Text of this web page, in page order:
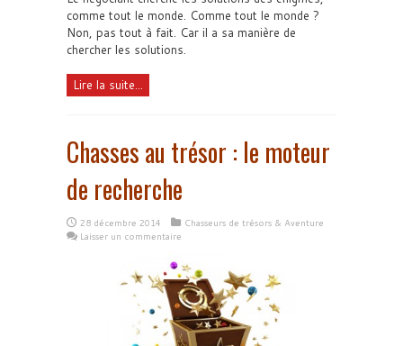
comme tout le monde. Comme tout le monde ?
Non, pas tout à fait. Car il a sa manière de
chercher les solutions.
Lire la suite...
Chasses au trésor : le moteur
de recherche
28 décembre 2014
Chasseurs de trésors & Aventure
Laisser un commentaire